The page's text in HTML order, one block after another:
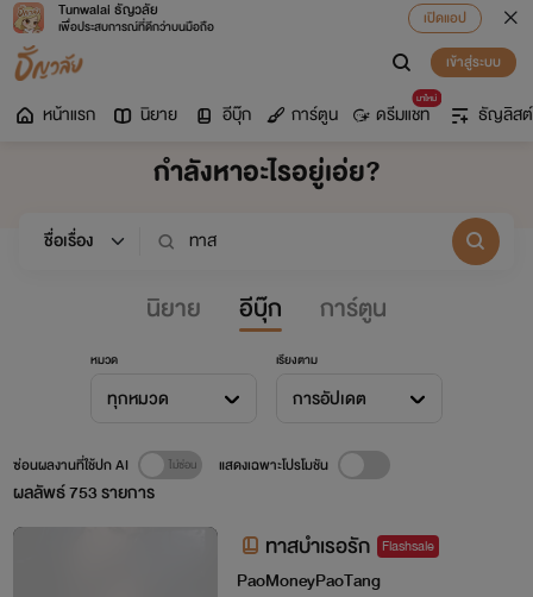
Tunwalai ธัญวลัย
เพื่อประสบการณ์ที่ดีกว่าบนมือถือ
เปิดแอป
เข้าสู่ระบบ
หน้าแรก นิยาย อีบุ๊ก การ์ตูน
มาใหม่
ดรีมแชท ธัญลิสต์
กำลังหาอะไรอยู่เอ่ย?
นิยาย อีบุ๊ก การ์ตูน
หมวด
ทุกหมวด
เรียงตาม
การอัปเดต
ผลลัพธ์753รายการ
ซ่อนผลงานที่ใช้ปก AI แสดงเฉพาะโปรโมชัน
ทาสบำเรอรัก Flashsale
PaoMoneyPaoTang